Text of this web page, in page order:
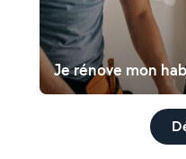
Je rénove mon